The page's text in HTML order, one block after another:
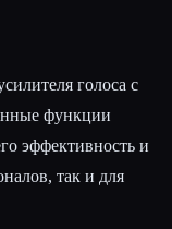
голоса с
функции
эффективность и
так и для